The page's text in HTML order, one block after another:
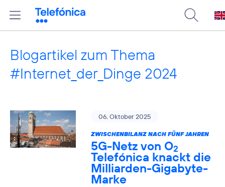
Blogartikel zum Thema
#Internet_der_Dinge 2024
06. Oktober 2025
ZWISCHENBILANZ NACH FÜNF JAHREN
5G-Netz von O2
Telefónica knackt die
Milliarden-Gigabyte-
Marke